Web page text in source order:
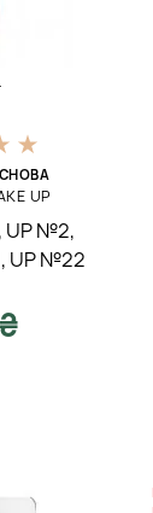
UP
, UP №2,
, UP №22